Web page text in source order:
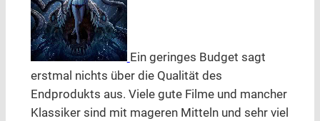
Ein geringes Budget sagt
erstmal nichts über die Qualität des
Endprodukts aus. Viele gute Filme und mancher
Klassiker sind mit mageren Mitteln und sehr viel